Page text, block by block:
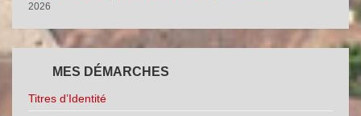
2026
MES DÉMARCHES
Titres d’Identité